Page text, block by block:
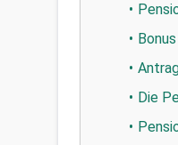
Die